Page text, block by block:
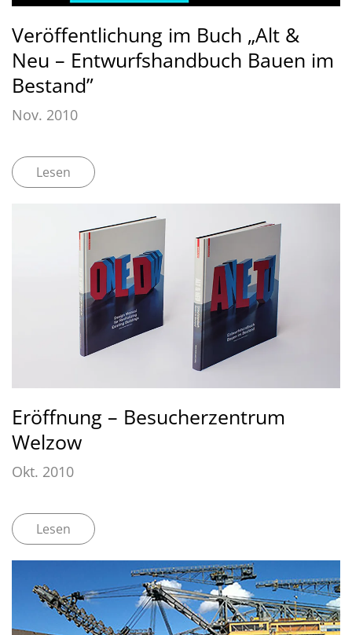
Veröffentlichung im Buch „Alt &
Neu – Entwurfshandbuch Bauen im
Bestand”
Nov. 2010
Lesen
Eröffnung – Besucherzentrum
Welzow
Okt. 2010
Lesen